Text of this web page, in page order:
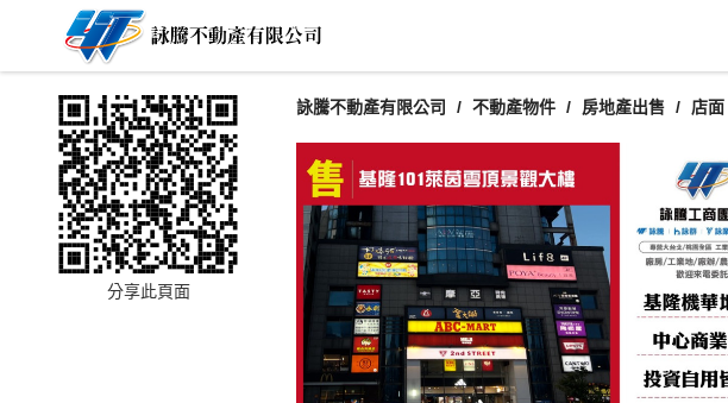
詠騰不動產有限公司 不動產物件 房地產出售 店面
分享此頁面